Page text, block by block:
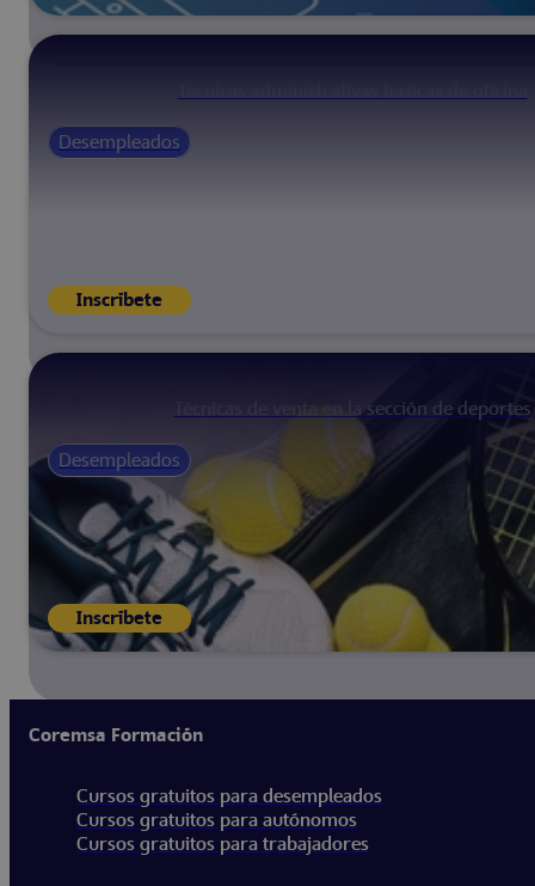
Desempleados
Inscríbete
Técnicas de venta en la sección de deportes
Desempleados
Inscríbete
Coremsa Formación
Cursos gratuitos para desempleados
Cursos gratuitos para autónomos
Cursos gratuitos para trabajadores